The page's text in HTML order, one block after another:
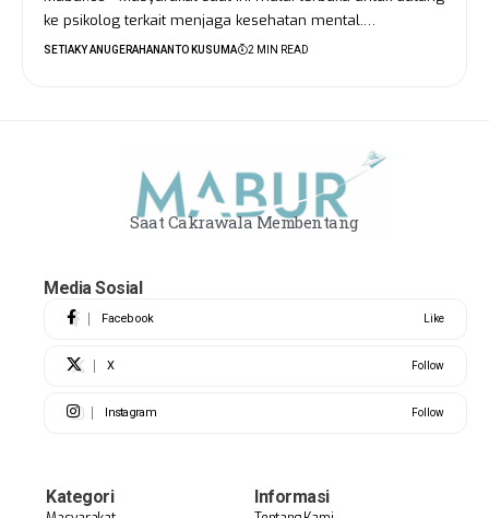
ke psikolog terkait menjaga kesehatan mental.…
SETIAKY ANUGERAHANANTO KUSUMA 2 MIN READ
Saat Cakrawala Membentang
Media Sosial
Facebook Like
X Follow
Instagram Follow
Kategori Informasi